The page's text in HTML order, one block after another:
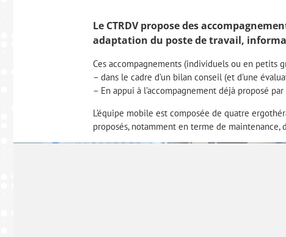
Le CTRDV propose des
adaptation du poste de travail,
Ces accompagnements (individuels ou en petits
– dans le cadre d’un bilan conseil (et d’une
– En appui à l’accompagnement déjà proposé
L’équipe mobile est composée de quatre
proposés, notamment en terme de maintenance,